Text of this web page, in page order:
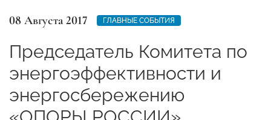
08 Августа 2017 ГЛАВНЫЕ СОБЫТИЯ
Председатель Комитета по
энергоэффективности и
энергосбережению